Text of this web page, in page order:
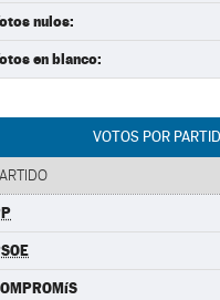
nulos:
en blanco:
VOTOS POR